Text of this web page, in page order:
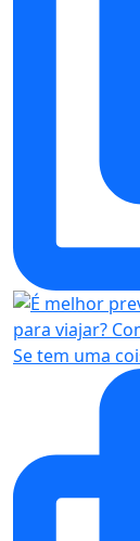
Se tem uma